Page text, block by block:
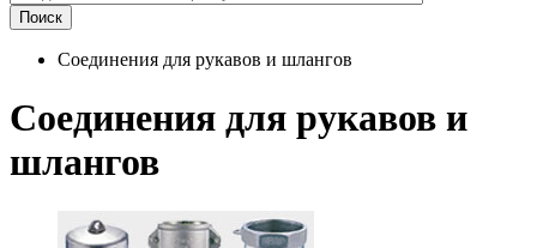
Соединения для рукавов и шлангов
Соединения для рукавов и
шлангов